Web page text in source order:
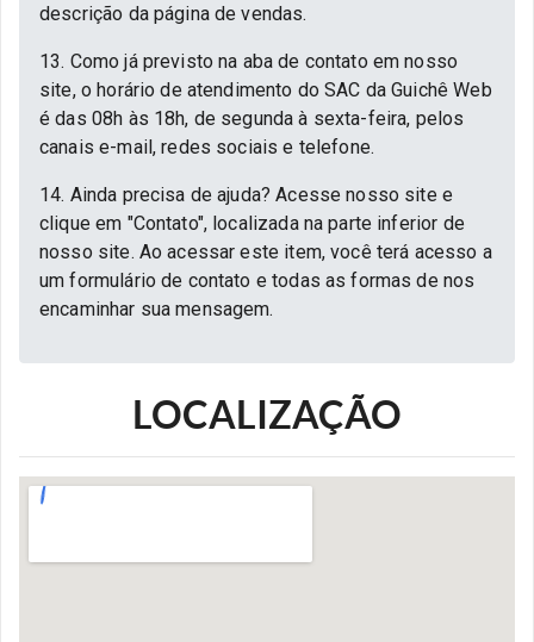
descrição da página de vendas.
13. Como já previsto na aba de contato em nosso
site, o horário de atendimento do SAC da Guichê Web
é das 08h às 18h, de segunda à sexta-feira, pelos
canais e-mail, redes sociais e telefone.
14. Ainda precisa de ajuda? Acesse nosso site e
clique em "Contato", localizada na parte inferior de
nosso site. Ao acessar este item, você terá acesso a
um formulário de contato e todas as formas de nos
encaminhar sua mensagem.
LOCALIZAÇÃO